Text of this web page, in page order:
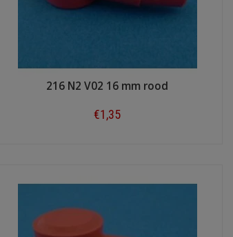
216 N2 V02 16 mm rood
€1,35